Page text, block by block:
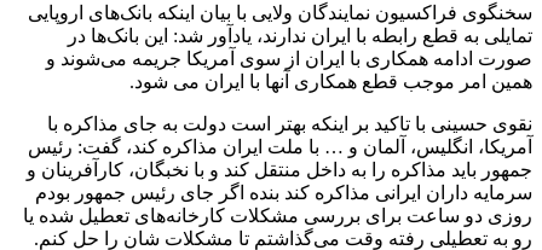
سخنگوی فراکسیون نمایندگان ولایی با بیان اینکه بانک‌های اروپایی
تمایلی به قطع رابطه با ایران ندارند، یادآور شد: این بانک‌ها در
صورت ادامه همکاری با ایران از سوی آمریکا جریمه می‌شوند و
همین امر موجب قطع همکاری آنها با ایران می شود.
نقوی حسینی با تاکید بر اینکه بهتر است دولت به جای مذاکره با
آمریکا، انگلیس، آلمان و … با ملت ایران مذاکره کند، گفت: رئیس
جمهور باید مذاکره را به داخل منتقل کند و با نخبگان، کارآفرینان و
سرمایه داران ایرانی مذاکره کند بنده اگر جای رئیس جمهور بودم
روزی دو ساعت برای بررسی مشکلات کارخانه‌های تعطیل شده یا
رو به تعطیلی رفته وقت می‌گذاشتم تا مشکلات شان را حل کنم.